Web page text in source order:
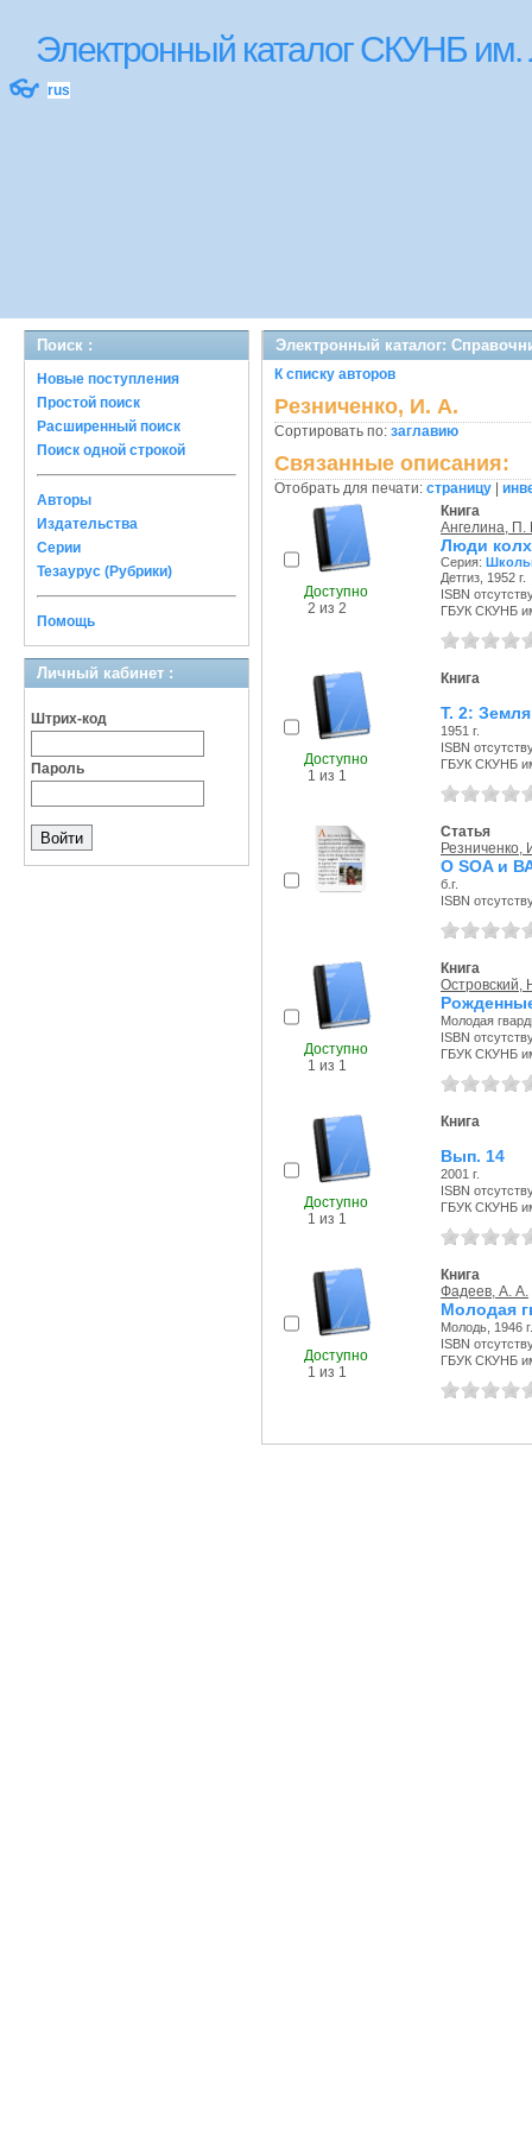
Электронный каталог СКУНБ
👓 rus
Поиск :
Новые поступления
Простой поиск
Расширенный поиск
Поиск одной строкой
Авторы
Издательства
Серии
Тезаурус (Рубрики)
Помощь
Личный кабинет :
Штрих-код
Пароль
Электронный каталог:
К списку авторов
Резниченко, И. А.
Сортировать по: заглавию
Связанные описания:
Отобрать для печати: страницу
Доступно
2 из 2
Книга
Ангелина, П.
Люди
Серия:
Детгиз, 1952 г.
ISBN
ГБУК СКУНБ
Доступно
1 из 1
Книга
Т. 2:
1951 г.
ISBN
ГБУК СКУНБ
Статья
Резниченко,
О SOA и
б.г.
ISBN
Доступно
1 из 1
Книга
Островский,
Молодая
ISBN
ГБУК СКУНБ
Доступно
1 из 1
Книга
Вып. 14
2001 г.
ISBN
ГБУК СКУНБ
Доступно
1 из 1
Книга
Фадеев, А. А.
Молодая
Молодь, 1946 г.
ISBN
ГБУК СКУНБ